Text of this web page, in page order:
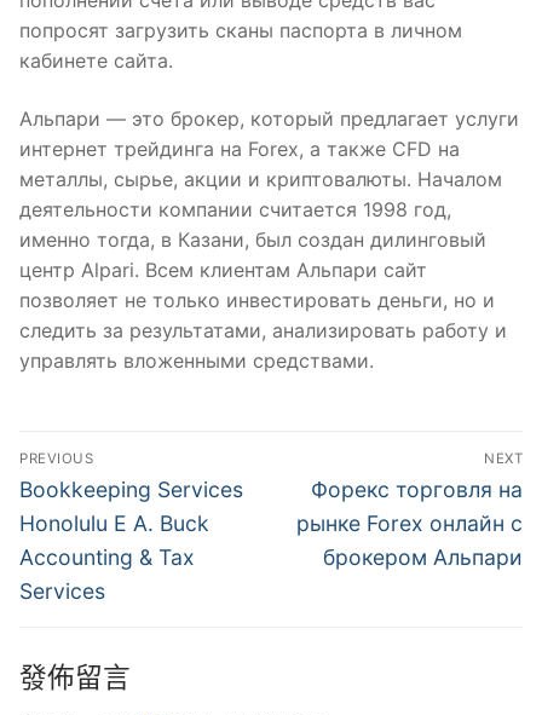
попросят загрузить сканы паспорта в личном
кабинете сайта.
Альпари — это брокер, который предлагает услуги
интернет трейдинга на Forex, а также CFD на
металлы, сырье, акции и криптовалюты. Началом
деятельности компании считается 1998 год,
именно тогда, в Казани, был создан дилинговый
центр Alpari. Всем клиентам Альпари сайт
позволяет не только инвестировать деньги, но и
следить за результатами, анализировать работу и
управлять вложенными средствами.
文
章
導
覽
PREVIOUS
Previous
post:
Bookkeeping Services
Honolulu E A. Buck
Accounting & Tax
Services
NEXT
Next
post:
Форекс торговля на
рынке Forex онлайн с
брокером Альпари
發佈留言